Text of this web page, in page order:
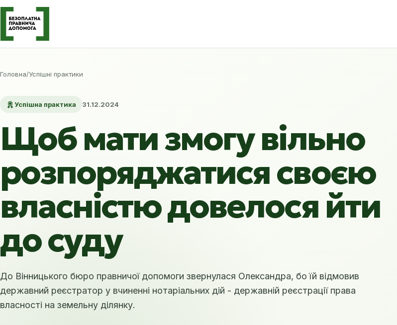
Головна/Успішні практики
Успішна практика 31.12.2024
Щоб мати змогу вільно
розпоряджатися своєю
власністю довелося йти
до суду
До Вінницького бюро правничої допомоги звернулася Олександра, бо їй відмовив
державний реєстратор у вчиненні нотаріальних дій - державній реєстрації права
власності на земельну ділянку.